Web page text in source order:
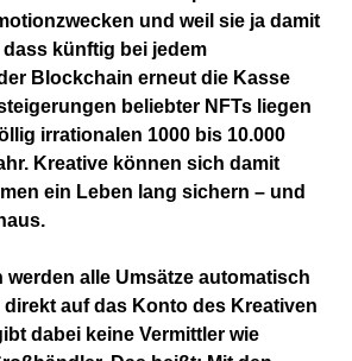
und weil sie ja damit
künftig bei jedem
Blockchain erneut die Kasse
beliebter NFTs liegen
irrationalen 1000 bis 10.000
Kreative können sich damit
ein Leben lang sichern – und
werden alle Umsätze automatisch
auf das Konto des Kreativen
dabei keine Vermittler wie